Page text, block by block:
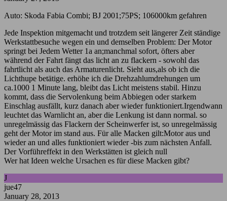
Auto: Skoda Fabia Combi; BJ 2001;75PS; 106000km gefahren
Jede Inspektion mitgemacht und trotzdem seit längerer Zeit ständige
Werkstattbesuche wegen ein und demselben Problem: Der Motor
springt bei Jedem Wetter 1a an;manchmal sofort, öfters aber
während der Fahrt fängt das licht an zu flackern - sowohl das
fahrtlicht als auch das Armaturenlicht. Sieht aus,als ob ich die
Lichthupe betätige. erhöhe ich die Drehzahlumdrehungen um
ca.1000 1 Minute lang, bleibt das Licht meistens stabil. Hinzu
kommt, dass die Servolenkung beim Abbiegen oder starkem
Einschlag ausfällt, kurz danach aber wieder funktioniert.Irgendwann
leuchtet das Warnlicht an, aber die Lenkung ist dann normal. so
unregelmässig das Flackern der Scheinwerfer ist, so unregelmässig
geht der Motor im stand aus. Für alle Macken gilt:Motor aus und
wieder an und alles funktioniert wieder -bis zum nächsten Anfall.
Der Vorführeffekt in den Werkstätten ist gleich null
Wer hat Ideen welche Ursachen es für diese Macken gibt?
J
jue47
January 28, 2013